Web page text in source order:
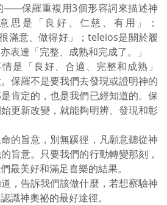
——保羅重複用3個形容詞來描述神
思是「良好、仁慈、有用」；
滿意、做得好」；teleios是關於履
表達「完整、成熟和完成了。」
是「良好、合適、完整和成熟」
保羅不是要我們去發現或證明神的
肯定的，也是我們已經知道的。保
更新改變，就能夠明辨、發現和彰
的旨意，別無蹊徑，凡願意聽從神
旨意。只要我們的行動轉變那刻，
最美好和滿足喜樂的結果。
，告訴我們該做什麼，若想察驗神
識神奧祕的最好途徑。